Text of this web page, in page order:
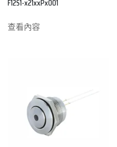
F12S1-x21xxPx001
查看內容